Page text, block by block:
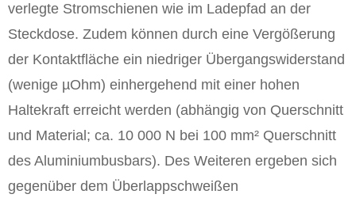
verlegte Stromschienen wie im Ladepfad an der
Steckdose. Zudem können durch eine Vergößerung
der Kontaktfläche ein niedriger Übergangswiderstand
(wenige µOhm) einhergehend mit einer hohen
Haltekraft erreicht werden (abhängig von Querschnitt
und Material; ca. 10 000 N bei 100 mm² Querschnitt
des Aluminiumbusbars). Des Weiteren ergeben sich
gegenüber dem Überlappschweißen